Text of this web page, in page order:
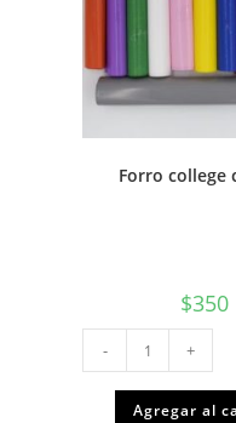
Forro college
$350
Forro
college
celeste
cantidad
- +
Agregar al